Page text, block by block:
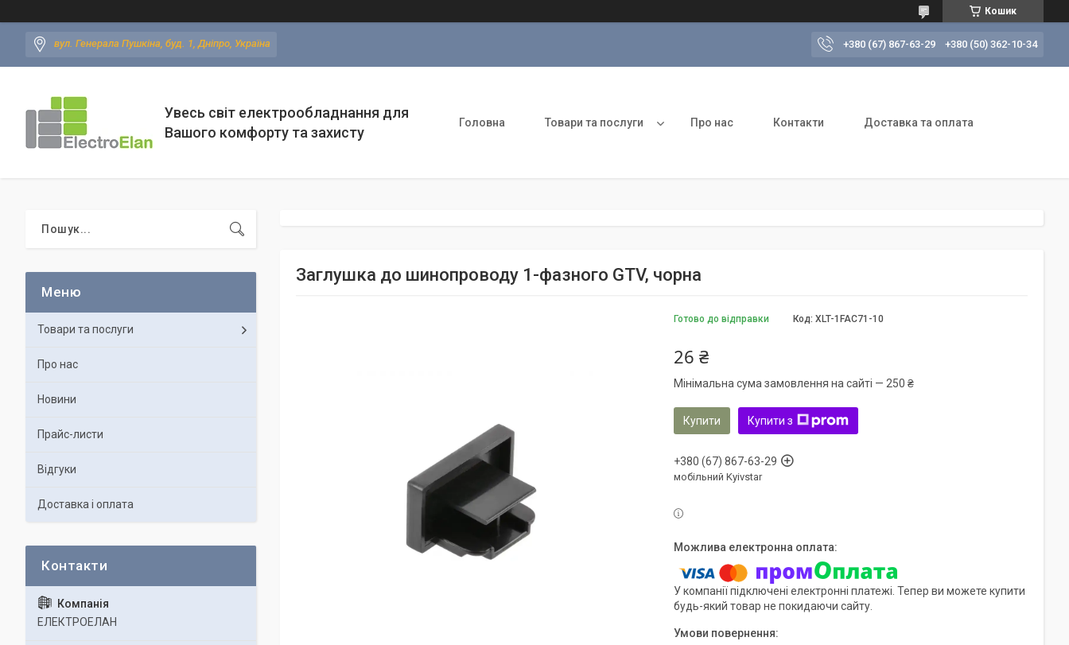
Кошик
вул. Генерала Пушкіна, буд. 1, Дніпро, Україна +380 (67) 867-63-29 +380 (50) 362-10-34
Увесь світ електрообладнання для
Вашого комфорту та захисту
Головна Товари та послуги Про нас Контакти Доставка та оплата
Заглушка до шинопроводу 1-фазного GTV, чорна
Готово до відправки Код: XLT-1FAC71-10
26 ₴
Мінімальна сума замовлення на сайті — 250 ₴
Купити Купити з
+380 (67) 867-63-29
мобільний Kyivstar
У компанії підключені електронні платежі. Тепер ви можете купити
будь-який товар не покидаючи сайту.
Товари та послуги
Про нас
Новини
Прайс-листи
Відгуки
Доставка і оплата
ЕЛЕКТРОЕЛАН